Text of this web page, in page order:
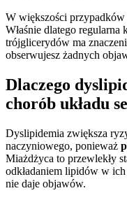
W większości
Właśnie dlatego regularna
trójglicerydów ma
obserwujesz żadnych
Dlaczego
chorób układu
Dyslipidemia zwiększa
naczyniowego, ponieważ
Miażdżyca to przewlekły
odkładaniem lipidów w
nie daje objawów.